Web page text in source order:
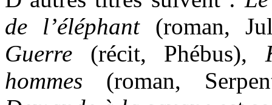
de l’éléphant (roman,
Guerre (récit, Phébus),
hommes (roman,